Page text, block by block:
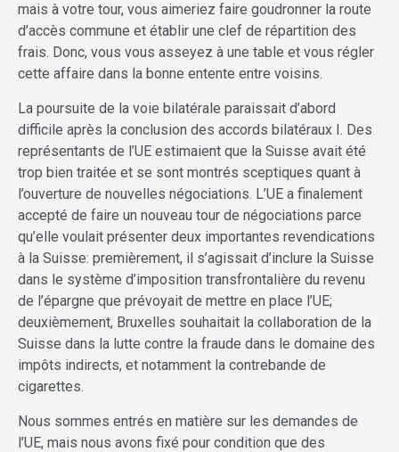
mais à votre tour, vous aimeriez faire goudronner la route
d’accès commune et établir une clef de répartition des
frais. Donc, vous vous asseyez à une table et vous régler
cette affaire dans la bonne entente entre voisins.
La poursuite de la voie bilatérale paraissait d’abord
difficile après la conclusion des accords bilatéraux I. Des
représentants de l’UE estimaient que la Suisse avait été
trop bien traitée et se sont montrés sceptiques quant à
l’ouverture de nouvelles négociations. L’UE a finalement
accepté de faire un nouveau tour de négociations parce
qu’elle voulait présenter deux importantes revendications
à la Suisse: premièrement, il s’agissait d’inclure la Suisse
dans le système d’imposition transfrontalière du revenu
de l’épargne que prévoyait de mettre en place l’UE;
deuxièmement, Bruxelles souhaitait la collaboration de la
Suisse dans la lutte contre la fraude dans le domaine des
impôts indirects, et notamment la contrebande de
cigarettes.
Nous sommes entrés en matière sur les demandes de
l’UE, mais nous avons fixé pour condition que des